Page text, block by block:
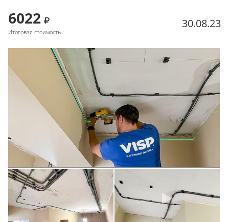
6022
Итоговая стоимость
30.08.23